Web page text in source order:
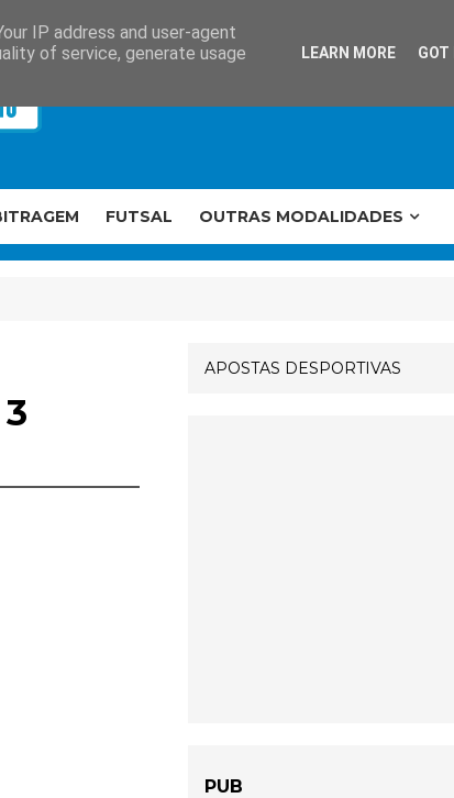
FUTSAL OUTRAS MODALIDADES
APOSTAS DESPORTIVAS
PUB
IP address and user-agent
of service, generate usage
LEARN MORE GOT